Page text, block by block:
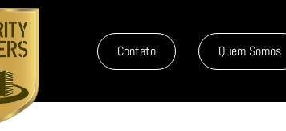
Contato Quem Somos